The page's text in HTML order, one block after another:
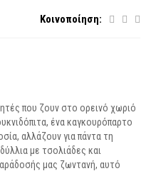
Κοινοποίηση:
που ζουν στο ορεινό χωριό
ένα καγκουρόπαρτο
αλλάζουν για πάντα τη
με τσολιάδες και
μας ζωντανή, αυτό